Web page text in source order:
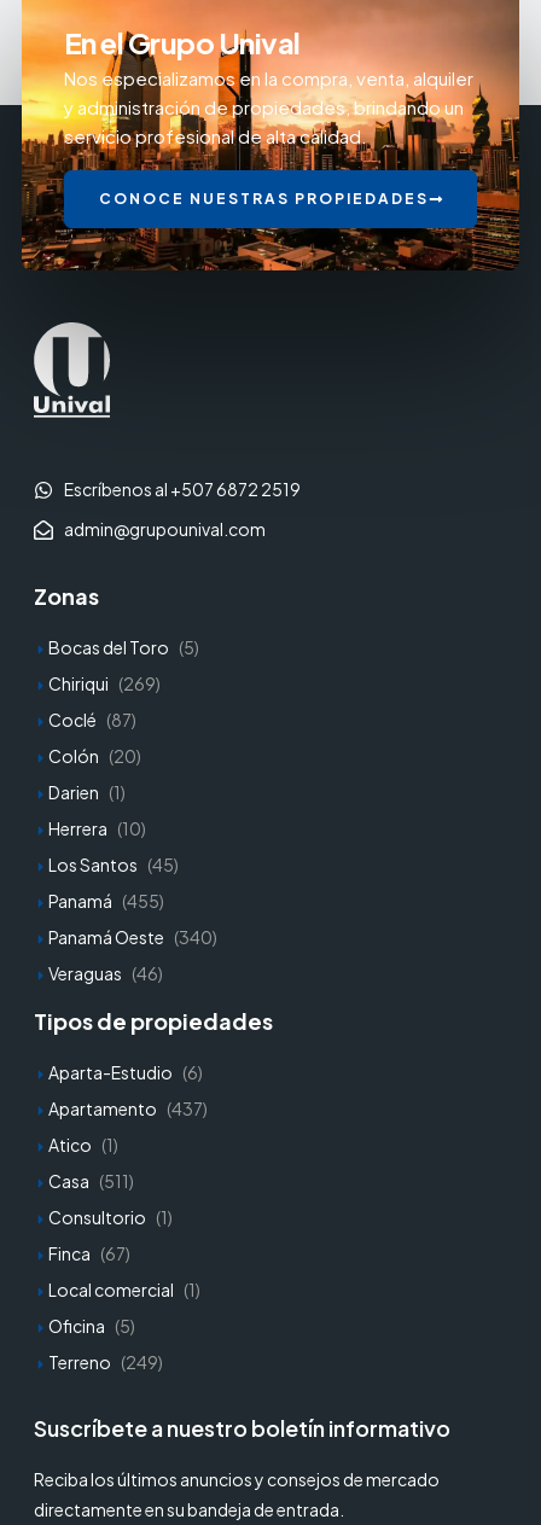
En el Grupo Unival
Nos especializamos en la compra, venta, alquiler
y administración de propiedades, brindando un
servicio profesional de alta calidad.
CONOCE NUESTRAS PROPIEDADES
Escríbenos al +507 6872 2519
admin@grupounival.com
Zonas
Bocas del Toro (5)
Chiriqui (269)
Coclé (87)
Colón (20)
Darien (1)
Herrera (10)
Los Santos (45)
Panamá (455)
Panamá Oeste (340)
Veraguas (46)
Tipos de propiedades
Aparta-Estudio (6)
Apartamento (437)
Atico (1)
Casa (511)
Consultorio (1)
Finca (67)
Local comercial (1)
Oficina (5)
Terreno (249)
Suscríbete a nuestro boletín informativo
Reciba los últimos anuncios y consejos de mercado
directamente en su bandeja de entrada.